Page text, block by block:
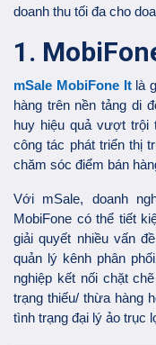
doanh thu tối đa cho
1.
mSale MobiFone It là
hàng trên nền tảng di
huy hiệu quả vượt trội
công tác phát triển thị
chăm sóc điểm bán
Với mSale, doanh
MobiFone có thể tiết
giải quyết nhiều vấn
quản lý kênh phân
nghiệp kết nối chặt
trạng thiếu/ thừa hàng
tình trạng đại lý ảo trục